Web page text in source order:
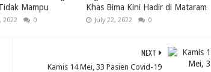
Mampu
2022 0
Khas Bima Kini Hadir di Mataram
July 22, 2022 0
NEXT
Kamis 14 Mei, 33 Pasien Covid-19